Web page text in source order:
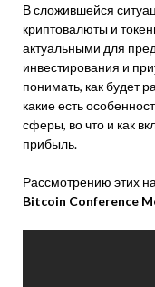
В сложившейся
криптовалюты и
актуальными для
инвестирования и
понимать, как будет
какие есть
сферы, во что и как
прибыль.
Рассмотрению этих
Bitcoin Conference